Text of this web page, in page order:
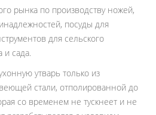
рынка по производству ножей,
посуды для
для сельского
и сада.
утварь только из
стали, отполированной до
со временем не тускнеет и не